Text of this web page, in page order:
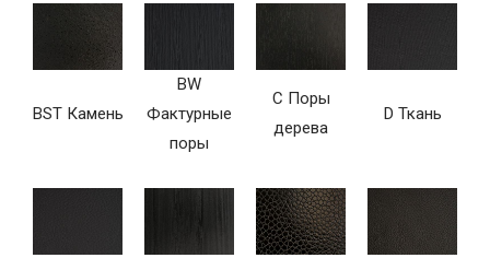
BST Камень
BW
Фактурные
поры
C Поры
дерева
D Ткань